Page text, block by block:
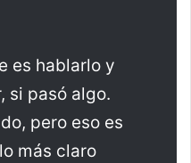
es hablarlo y
si pasó algo.
pero eso es
más claro